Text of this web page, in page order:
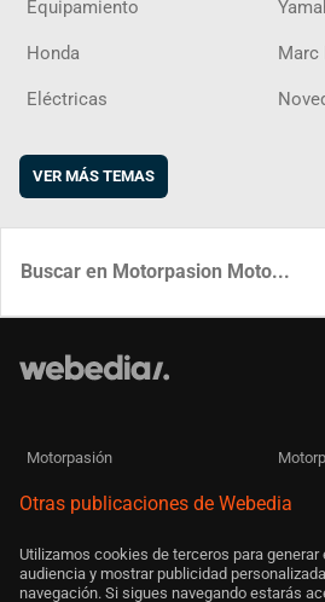
Equipamiento
Honda Marc
Eléctricas
VER MÁS TEMAS
Motorpasión
Otras publicaciones de Webedia
Utilizamos cookies de terceros para
audiencia y mostrar publicidad
navegación. Si sigues navegando estarás